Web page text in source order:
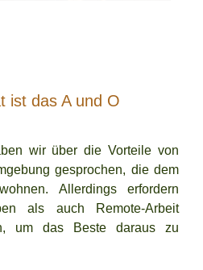
ist das A und O
wir über die Vorteile von
gesprochen, die dem
Allerdings erfordern
als auch Remote-Arbeit
um das Beste daraus zu